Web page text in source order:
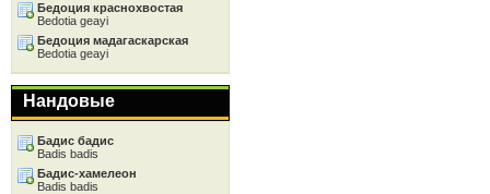
Бедоция краснохвостая
Bedotia geayi
Бедоция мадагаскарская
Bedotia geayi
Нандовые
Бадис бадис
Badis badis
Бадис-хамелеон
Badis badis